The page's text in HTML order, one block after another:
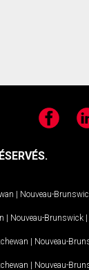
Facebook
| Nouveau-
| Nouveau-Brunswick |
| Nouveau-
| Nouveau-